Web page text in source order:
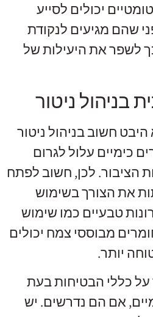
יכולים לסייע
שהם מגיעים לנקודת
לשפר את היעילות של
בניהול ניטור
חשוב בניהול ניטור
כימיים עלול לגרום
הציבור. לכן, חשוב לפתח
את הצורך בשימוש
טבעיים כמו שימוש
מבוססי צמח יכולים
יותר.
כללי הבטיחות בעת
אם הם נדרשים. יש